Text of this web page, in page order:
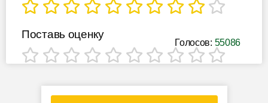
Голосов: 55086
Поставь оценку